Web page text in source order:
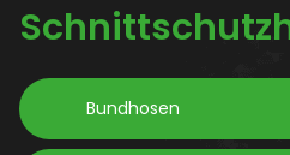
Bundhosen